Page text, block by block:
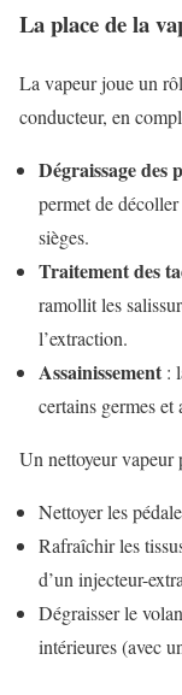
La place de la
La vapeur joue un
conducteur, en
Dégraissage des
permet de
sièges.
Traitement des
ramollit les
l’extraction.
Assainissement :
certains germes et
Un nettoyeur vapeur
Nettoyer les
Rafraîchir les
d’un injecteur-
Dégraisser le
intérieures (avec